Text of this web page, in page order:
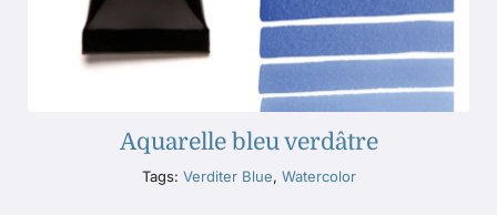
Aquarelle bleu verdâtre
Tags: Verditer Blue, Watercolor